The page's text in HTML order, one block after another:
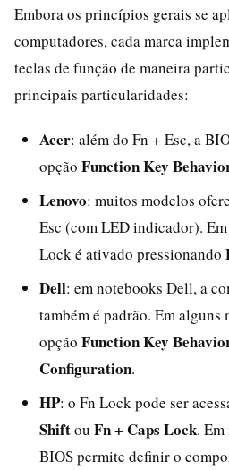
Embora os princípios gerais se
computadores, cada marca
teclas de função de maneira
principais particularidades:
Acer: além do Fn + Esc, a
opção Function Key
Lenovo: muitos modelos
Esc (com LED indicador).
Lock é ativado pressionando
Dell: em notebooks Dell, a
também é padrão. Em alguns
opção Function Key
Configuration.
HP: o Fn Lock pode ser
Shiftou Fn + Caps Lock.
BIOS permite definir o